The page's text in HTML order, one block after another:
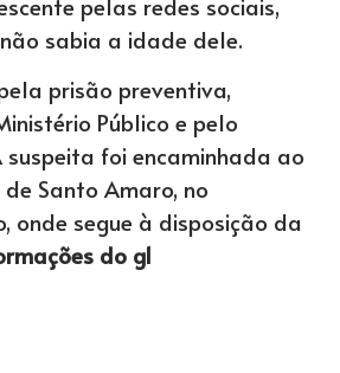
sabia a idade dele.
prisão preventiva,
Público e pelo
foi encaminhada ao
Santo Amaro, no
onde segue à disposição da
do g1